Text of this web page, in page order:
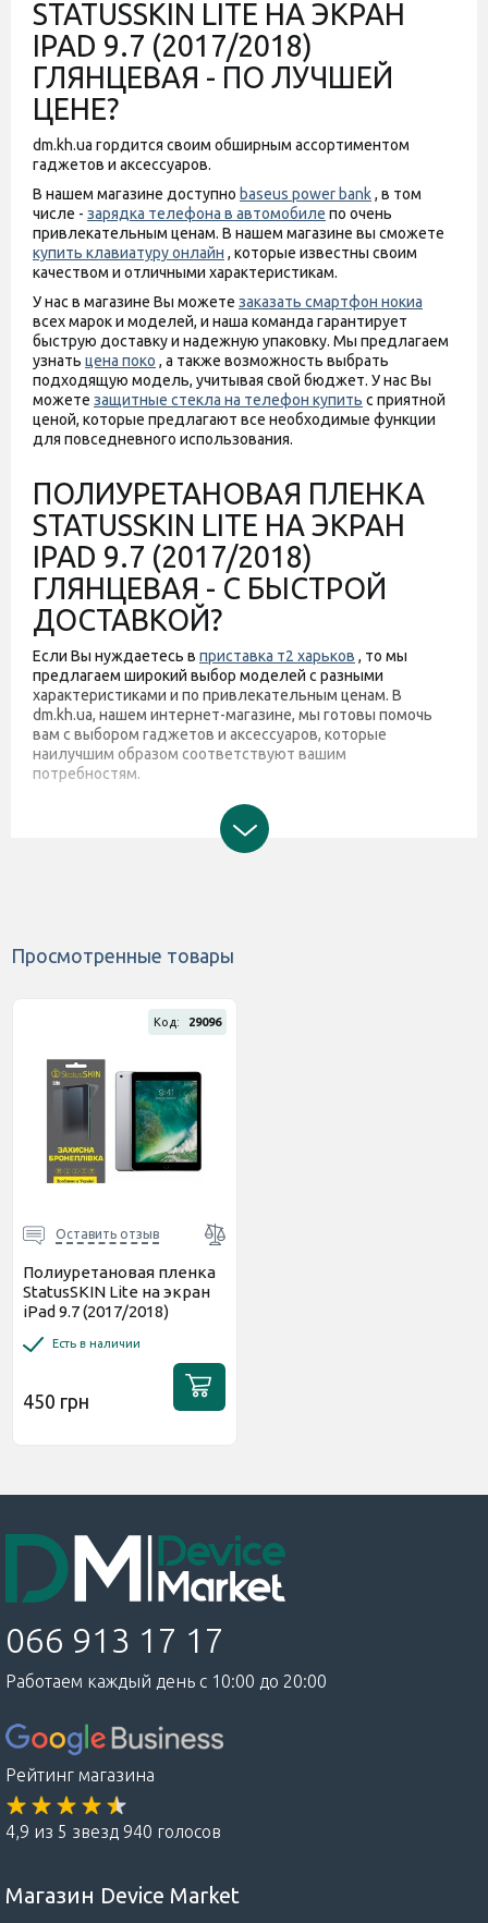
STATUSSKIN LITE НА ЭКРАН
IPAD 9.7 (2017/2018)
ГЛЯНЦЕВАЯ - ПО ЛУЧШЕЙ
ЦЕНЕ?
dm.kh.ua гордится своим обширным ассортиментом
гаджетов и аксессуаров.
В нашем магазине доступно baseus power bank, в том
числе - зарядка телефона в автомобиле по очень
привлекательным ценам. В нашем магазине вы сможете
купить клавиатуру онлайн , которые известны своим
качеством и отличными характеристикам.
У нас в магазине Вы можете заказать смартфон нокиа
всех марок и моделей, и наша команда гарантирует
быструю доставку и надежную упаковку. Мы предлагаем
узнать цена поко , а также возможность выбрать
подходящую модель, учитывая свой бюджет. У нас Вы
можете защитные стекла на телефон купить с приятной
ценой, которые предлагают все необходимые функции
для повседневного использования.
ПОЛИУРЕТАНОВАЯ ПЛЕНКА
STATUSSKIN LITE НА ЭКРАН
IPAD 9.7 (2017/2018)
ГЛЯНЦЕВАЯ - С БЫСТРОЙ
ДОСТАВКОЙ?
Если Вы нуждаетесь в приставка т2 харьков , то мы
предлагаем широкий выбор моделей с разными
характеристиками и по привлекательным ценам. В
dm.kh.ua, нашем интернет-магазине, мы готовы помочь
вам с выбором гаджетов и аксессуаров, которые
наилучшим образом соответствуют вашим
потребностям.
Просмотренные товары
Код: 29096
Оставить отзыв
Полиуретановая пленка
StatusSKIN Lite на экран
iPad 9.7 (2017/2018)
Есть в наличии
450 грн
066 913 17 17
Работаем каждый день с 10:00 до 20:00
Рейтинг магазина
4,9 из 5 звезд 940 голосов
Магазин Device Market